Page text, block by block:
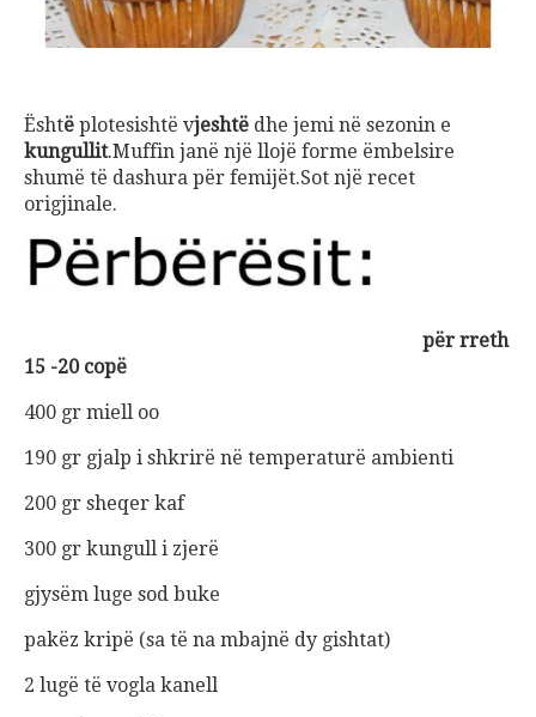
Është plotesishtë vjeshtë dhe jemi në sezonin e
kungullit.Muffin janë një llojë forme ëmbelsire
shumë të dashura për femijët.Sot një recet
origjinale.
për rreth
15 -20 copë
400 gr miell oo
190 gr gjalp i shkrirë në temperaturë ambienti
200 gr sheqer kaf
300 gr kungull i zjerë
gjysëm luge sod buke
pakëz kripë (sa të na mbajnë dy gishtat)
2 lugë të vogla kanell